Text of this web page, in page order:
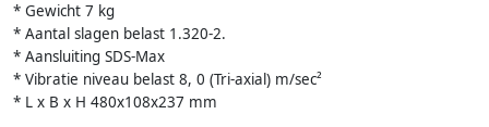
* Gewicht 7 kg
* Aantal slagen belast 1.320-2.
* Aansluiting SDS-Max
* Vibratie niveau belast 8, 0 (Tri-axial) m/sec²
* L x B x H 480x108x237 mm